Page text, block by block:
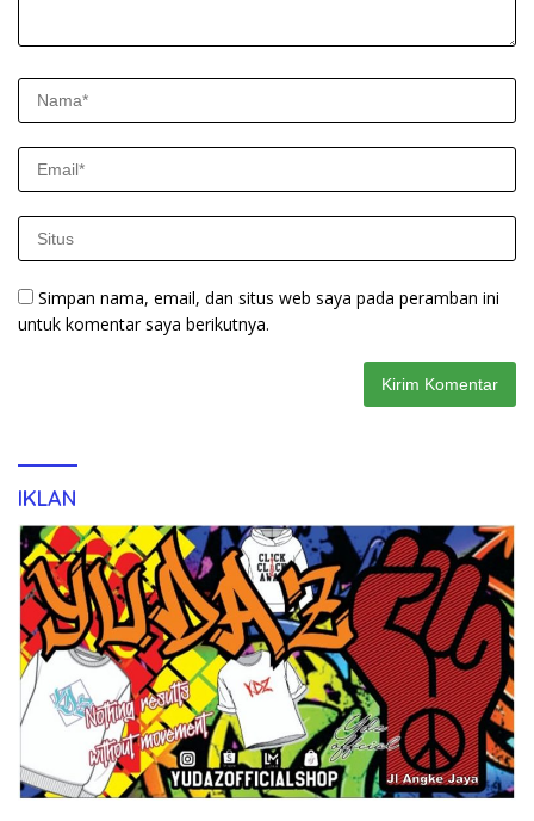
Simpan nama, email, dan situs web saya pada peramban ini
untuk komentar saya berikutnya.
IKLAN